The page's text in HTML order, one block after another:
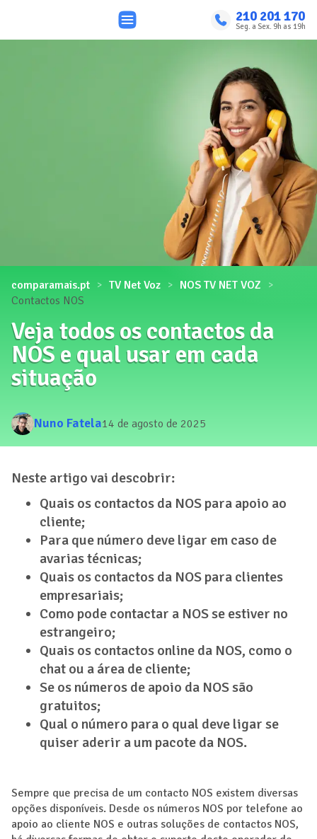
210 201 170
Seg. a Sex. 9h as 19h
comparamais.pt TV Net Voz
NOS TV NET VOZ
Contactos NOS
Veja todos os contactos da
NOS e qual usar em cada
situação
Nuno Fatela14 de agosto de 2025
Neste artigo vai descobrir:
Quais os contactos da NOS para apoio ao
cliente;
Para que número deve ligar em caso de
avarias técnicas;
Quais os contactos da NOS para clientes
empresariais;
Como pode contactar a NOS se estiver no
estrangeiro;
Quais os contactos online da NOS, como o
chat ou a área de cliente;
Se os números de apoio da NOS são
gratuitos;
Qual o número para o qual deve ligar se
quiser aderir a um pacote da NOS.
Sempre que precisa de um contacto NOS existem diversas
opções disponíveis. Desde os números NOS por telefone ao
apoio ao cliente NOS e outras soluções de contactos NOS,